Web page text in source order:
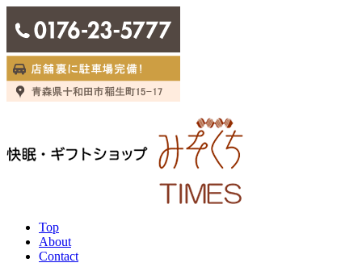
Top
About
Contact